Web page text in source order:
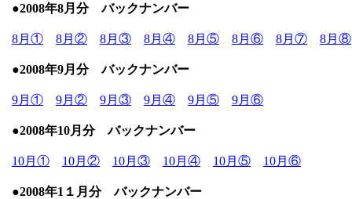
●2008年8月分 バックナンバー
8月① 8月② 8月③ 8月④ 8月⑤ 8月⑥ 8月⑦ 8月⑧
●2008年9月分 バックナンバー
9月① 9月② 9月③ 9月④ 9月⑤ 9月⑥
●2008年10月分 バックナンバー
10月① 10月② 10月③ 10月④ 10月⑤ 10月⑥
●2008年1１月分 バックナンバー